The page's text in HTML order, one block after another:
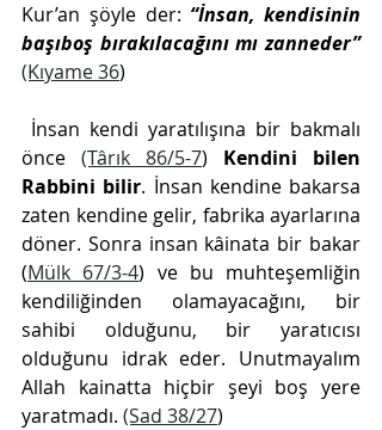
Kur’an şöyle der: “İnsan, kendisinin
başıboş bırakılacağını mı zanneder”
(Kıyame 36)
önce (Târık 86/5-7) Kendini bilen
Rabbini bilir. İnsan kendine bakarsa
zaten kendine gelir, fabrika ayarlarına
döner. Sonra insan kâinata bir bakar
(Mülk 67/3-4) ve bu muhteşemliğin
kendiliğinden olamayacağını, bir
sahibi olduğunu, bir yaratıcısı
olduğunu idrak eder. Unutmayalım
Allah kainatta hiçbir şeyi boş yere
yaratmadı. (Sad 38/27)